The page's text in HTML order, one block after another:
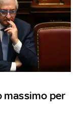
massimo per